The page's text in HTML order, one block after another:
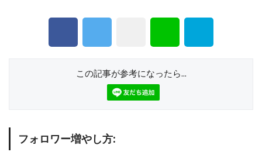
この記事が参考になったら...
フォロワー増やし方: